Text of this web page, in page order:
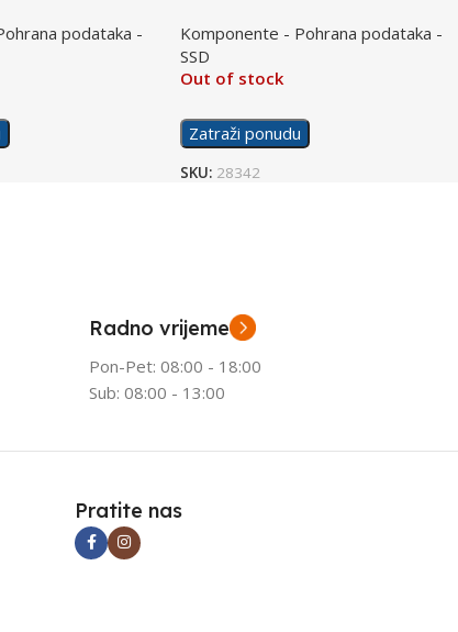
podataka -
Komponente - Pohrana podataka -
SSD
Out of stock
Zatraži ponudu
SKU: 28342
Radno vrijeme
Pon-Pet: 08:00 - 18:00
Sub: 08:00 - 13:00
Pratite nas